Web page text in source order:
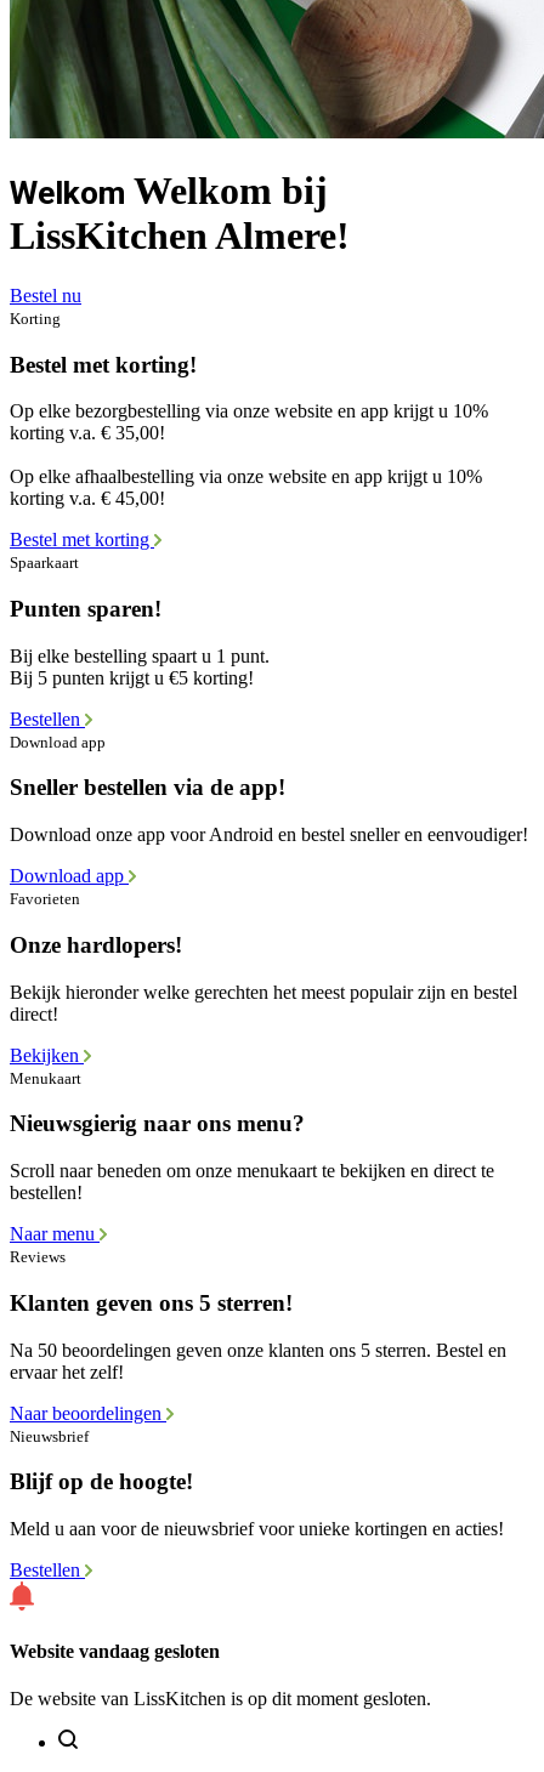
Welkom Welkom bij
LissKitchen Almere!
Bestel nu
Korting
Bestel met korting!
Op elke bezorgbestelling via onze website en app krijgt u 10%
korting v.a. € 35,00!
Op elke afhaalbestelling via onze website en app krijgt u 10%
korting v.a. € 45,00!
Bestel met korting
Spaarkaart
Punten sparen!
Bij elke bestelling spaart u 1 punt.
Bij 5 punten krijgt u €5 korting!
Bestellen
Download app
Sneller bestellen via de app!
Download onze app voor Android en bestel sneller en eenvoudiger!
Download app
Favorieten
Onze hardlopers!
Bekijk hieronder welke gerechten het meest populair zijn en bestel
direct!
Bekijken
Menukaart
Nieuwsgierig naar ons menu?
Scroll naar beneden om onze menukaart te bekijken en direct te
bestellen!
Naar menu
Reviews
Klanten geven ons 5 sterren!
Na 50 beoordelingen geven onze klanten ons 5 sterren. Bestel en
ervaar het zelf!
Naar beoordelingen
Nieuwsbrief
Blijf op de hoogte!
Meld u aan voor de nieuwsbrief voor unieke kortingen en acties!
Bestellen
Website vandaag gesloten
De website van LissKitchen is op dit moment gesloten.